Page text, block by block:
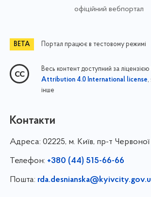
офіційний вебпортал
Портал працює в тестовому режимі
Весь контент доступний за ліцензією
Attribution 4.0 International license,
інше
Контакти
Адреса: 02225, м. Київ, пр-т
Телефон: +380 (44) 515-66-66
Пошта: